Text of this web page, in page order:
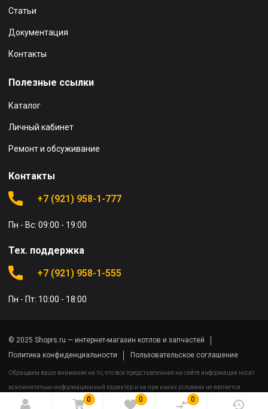
0 0 0
Статьи
Документация
Контакты
Полезные ссылки
Каталог
Личный кабинет
Ремонт и обсуживание
Контакты
+7 (921) 958-1-777
Пн - Вс: 09:00 - 19:00
Тех. поддержка
+7 (921) 958-1-555
Пн - Пт: 10:00 - 18:00
© 2025 Shoprs.ru — интернет-магазин котлов и запчастей
Политика конфиденциальности
Пользовательское соглашение
Обращаем ваше внимание на то, что вся представленная на сайте информация носит
исключительно информационный характер и ни при каких условиях не является
публичной офертой определяемой положениями Статьи 437(2) Гражданского кодекса